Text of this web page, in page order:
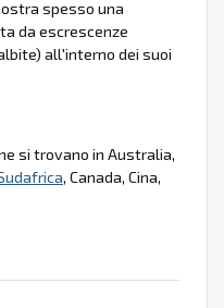
spesso una
da escrescenze
all'interno dei suoi
si trovano in Australia,
, Canada, Cina,